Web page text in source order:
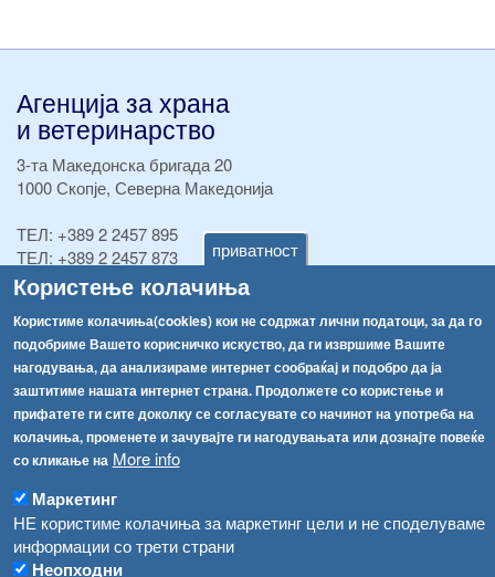
приватност
Користење колачиња
Користиме колачиња(cookies) кои не содржат лични податоци, за да го
подобриме Вашето корисничко искуство, да ги извршиме Вашите
нагодувања, да анализираме интернет сообраќај и подобро да ја
заштитиме нашата интернет страна. Продолжете со користење и
прифатете ги сите доколку се согласувате со начинот на употреба на
колачиња, променете и зачувајте ги нагодувањата или дознајте повеќе
со кликање на More info
Маркетинг
НЕ користиме колачиња за маркетинг цели и не споделуваме
информации со трети страни
Неопходни
Агенција за храна
и ветеринарство
3-та Македонска бригада 20
1000 Скопје, Северна Македонија
ТЕЛ: +389 2 2457 895
ТЕЛ: +389 2 2457 873
Факс:+389 2 2457 893
Факс:
info@fva.gov.mk
[АХВ-претходна страна]
Соопштенија
Република Бугарија ги засили официјалните контроли при увоз на свежо овошје и зеленчук
Водата во Гостивар може да се користи како техничка, продолжува испораката на флаширана вода
Во Гостивар спроведени 70 вонредни контроли
Навигација
Архива
Забрани